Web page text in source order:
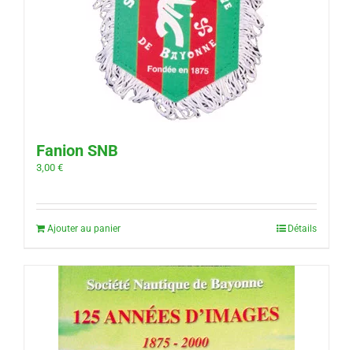
Fanion SNB
3,00 €
Ajouter au panier Détails